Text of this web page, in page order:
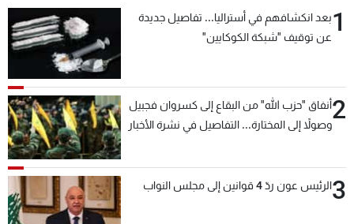
1بعد انكشافهم في أستراليا... تفاصيل جديدة
عن توقيف "شبكة الكوكايين"
2أنفاق "حزب الله" من البقاع إلى كسروان فجبيل
وصولاً إلى المختارة... التفاصيل في نشرة الأخبار
3الرئيس عون ردّ 4 قوانين إلى مجلس النواب